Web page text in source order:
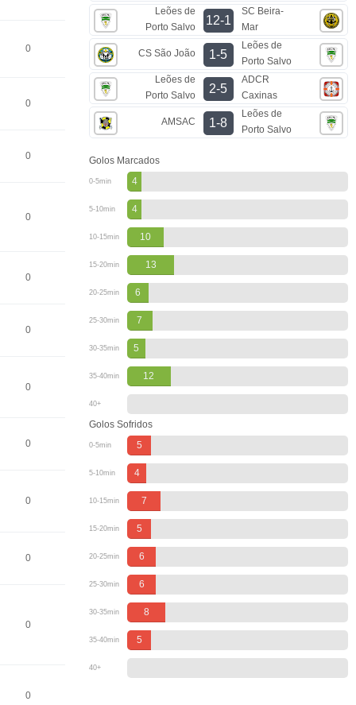
0
0
0
0
0
0
0
0
0
0
0
0
Leões de
Porto Salvo
12-1
SC Beira-
Mar
CS São João 1-5
Leões de
Porto Salvo
Leões de
Porto Salvo
2-5
ADCR
Caxinas
AMSAC 1-8
Leões de
Porto Salvo
Golos Marcados
0-5min 4
5-10min 4
10-15min 10
15-20min 13
20-25min 6
25-30min 7
30-35min 5
35-40min 12
40+
Golos Sofridos
0-5min 5
5-10min 4
10-15min 7
15-20min 5
20-25min 6
25-30min 6
30-35min 8
35-40min 5
40+